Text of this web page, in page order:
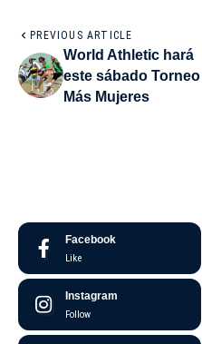
PREVIOUS ARTICLE
World Athletic hará
este sábado Torneo
Más Mujeres
Facebook
Like
Instagram
Follow